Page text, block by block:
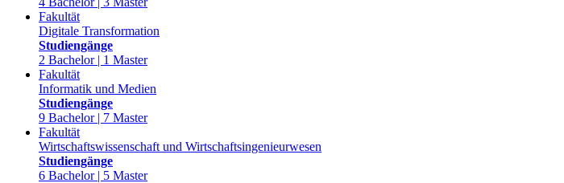
Fakultät
Digitale Transformation
Studiengänge
2 Bachelor | 1 Master
Fakultät
Informatik und Medien
Studiengänge
9 Bachelor | 7 Master
Fakultät
Wirtschaftswissenschaft und Wirtschaftsingenieurwesen
Studiengänge
6 Bachelor | 5 Master